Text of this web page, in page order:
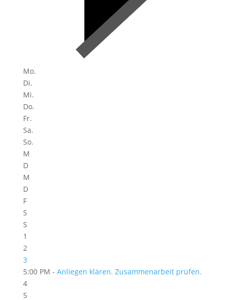
Mo.
Di.
Mi.
Do.
Fr.
Sa.
So.
M
D
M
D
F
S
S
1
2
3
5:00 PM - Anliegen klären. Zusammenarbeit prüfen.
4
5